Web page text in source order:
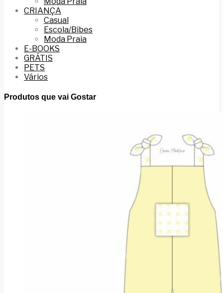
CRIANÇA
Casual
Escola/Bibes
Moda Praia
E-BOOKS
GRÁTIS
PETS
Vários
Produtos que vai Gostar